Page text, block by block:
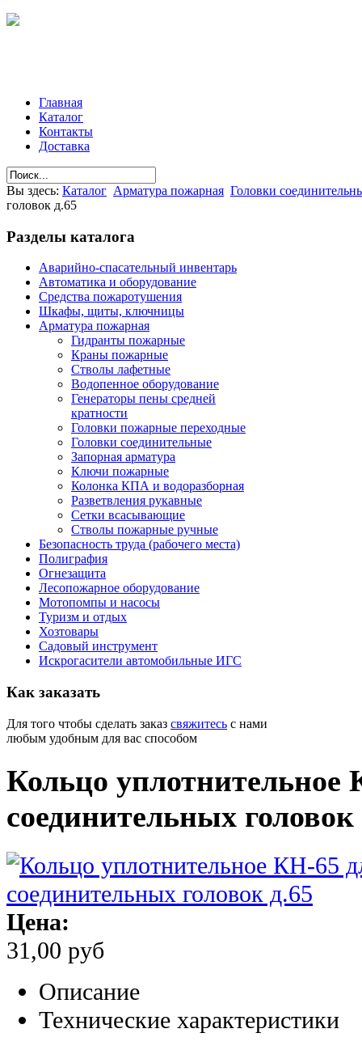
Главная
Каталог
Контакты
Доставка
Вы здесь: Каталог Арматура пожарная Головки
головок д.65
Разделы каталога
Аварийно-спасательный инвентарь
Автоматика и оборудование
Средства пожаротушения
Шкафы, щиты, ключницы
Арматура пожарная
Гидранты пожарные
Краны пожарные
Стволы лафетные
Водопенное оборудование
Генераторы пены средней
кратности
Головки пожарные переходные
Головки соединительные
Запорная арматура
Ключи пожарные
Колонка КПА и водоразборная
Разветвления рукавные
Сетки всасывающие
Стволы пожарные ручные
Безопасность труда (рабочего места)
Полиграфия
Огнезащита
Лесопожарное оборудование
Мотопомпы и насосы
Туризм и отдых
Хозтовары
Садовый инструмент
Искрогасители автомобильные ИГС
Как заказать
Для того чтобы сделать заказ свяжитесь с нами
любым удобным для вас способом
Кольцо
соединительных головок
Цена:
31,00 руб
Описание
Технические характеристики